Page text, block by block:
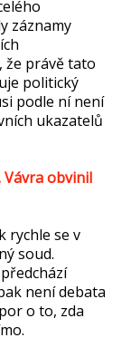
záznamy
že právě tato
politický
podle ní není
ukazatelů
Vávra obvinil
rychle se v
soud.
není debata
o to, zda